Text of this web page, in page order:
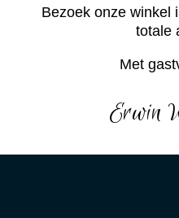
Bezoek onze winkel
totale
Met
Erwin